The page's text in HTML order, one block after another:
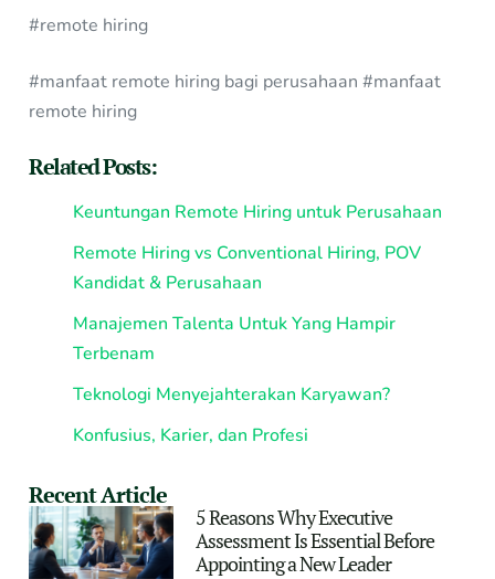
#remote hiring
#manfaat remote hiring bagi perusahaan #manfaat
remote hiring
Related Posts:
Keuntungan Remote Hiring untuk Perusahaan
Remote Hiring vs Conventional Hiring, POV
Kandidat & Perusahaan
Manajemen Talenta Untuk Yang Hampir
Terbenam
Teknologi Menyejahterakan Karyawan?
Konfusius, Karier, dan Profesi
Recent Article
5 Reasons Why Executive
Assessment Is Essential Before
Appointing a New Leader